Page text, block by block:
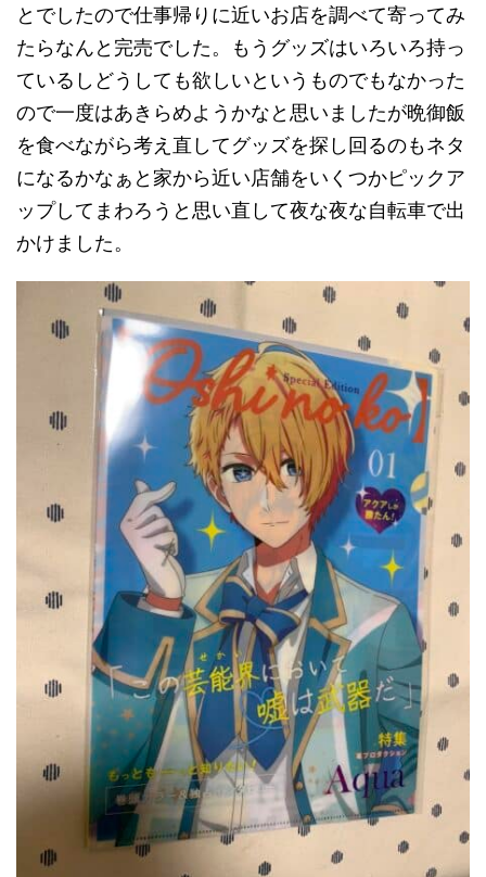
とでしたので仕事帰りに近いお店を調べて寄ってみ
たらなんと完売でした。もうグッズはいろいろ持っ
ているしどうしても欲しいというものでもなかった
ので一度はあきらめようかなと思いましたが晩御飯
を食べながら考え直してグッズを探し回るのもネタ
になるかなぁと家から近い店舗をいくつかピックア
ップしてまわろうと思い直して夜な夜な自転車で出
かけました。